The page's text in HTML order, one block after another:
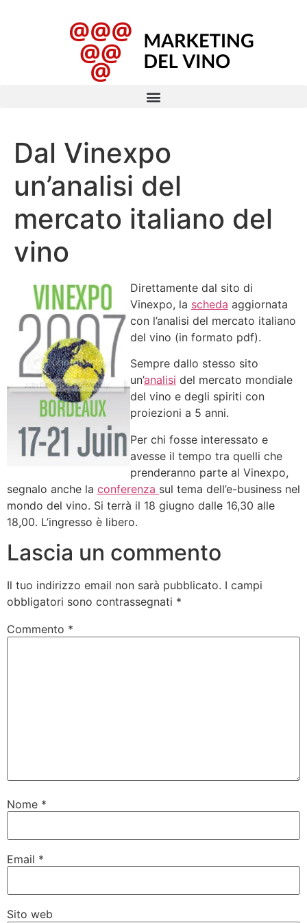
Dal Vinexpo
un’analisi del
mercato italiano del
vino
Direttamente dal sito di
Vinexpo, la scheda aggiornata
con l’analisi del mercato italiano
del vino (in formato pdf).
Sempre dallo stesso sito
un’analisi del mercato mondiale
del vino e degli spiriti con
proiezioni a 5 anni.
Per chi fosse interessato e
avesse il tempo tra quelli che
prenderanno parte al Vinexpo,
segnalo anche la conferenza sul tema dell’e-business nel
mondo del vino. Si terrà il 18 giugno dalle 16,30 alle
18,00. L’ingresso è libero.
Lascia un commento
Il tuo indirizzo email non sarà pubblicato. I campi
obbligatori sono contrassegnati *
Commento *
Nome *
Email *
Sito web